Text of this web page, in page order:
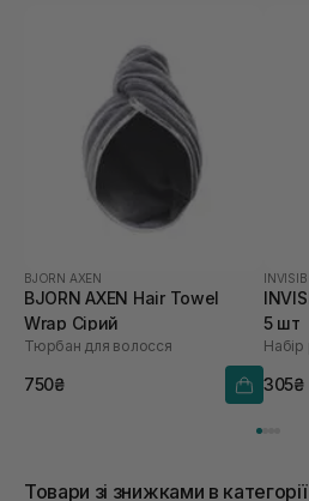
BJORN AXEN
BJORN AXEN Hair Towel
Wrap Сірий
Тюрбан для волосся
750₴
5 шт
Набір
305₴
Товари зі знижками в